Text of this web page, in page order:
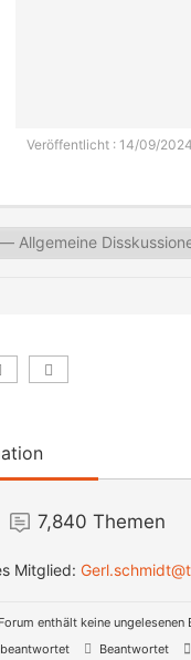
Veröffentlicht : 14/09/
7,840 Themen
Mitglied:
enthält keine ungelesenen
Beantwortet